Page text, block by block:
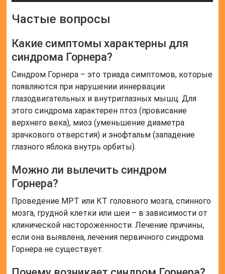
Частые вопросы
Какие симптомы характерны для
синдрома Горнера?
Синдром Горнера – это триада симптомов, которые
появляются при нарушении иннервации
глазодвигательных и внутриглазных мышц. Для
этого синдрома характерен птоз (провисание
верхнего века), миоз (уменьшение диаметра
зрачкового отверстия) и энофтальм (западение
глазного яблока внутрь орбиты).
Можно ли вылечить синдром
Горнера?
Проведение МРТ или КТ головного мозга, спинного
мозга, грудной клетки или шеи – в зависимости от
клинической настороженности. Лечение причины,
если она выявлена, лечения первичного синдрома
Горнера не существует.